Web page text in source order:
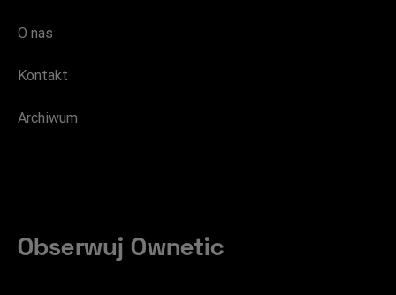
O nas
Kontakt
Archiwum
Obserwuj Ownetic